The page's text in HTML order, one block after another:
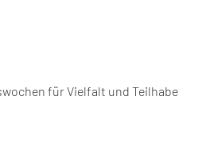
für Vielfalt und Teilhabe